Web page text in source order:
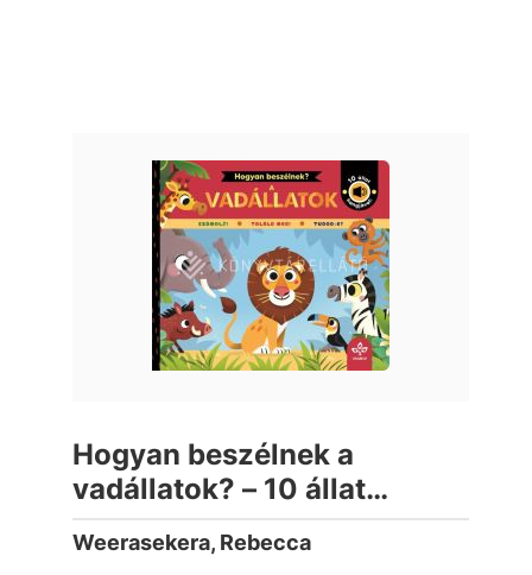
Hogyan beszélnek a
vadállatok? – 10 állat
hangjával (lapozó)
Weerasekera, Rebecca